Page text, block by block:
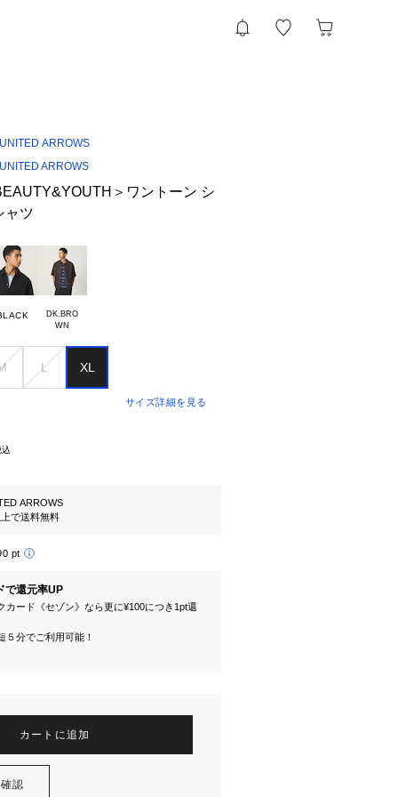
ARROWS
ARROWS
＞ワントーン シ
ャツ
DK.BRO
L XL
サイズ詳細を見る
込
ARROWS
で送料無料
pt
で還元率UP
カード《セゾン》なら更に¥100につき1pt還
５分でご利用可能！
カートに追加
認